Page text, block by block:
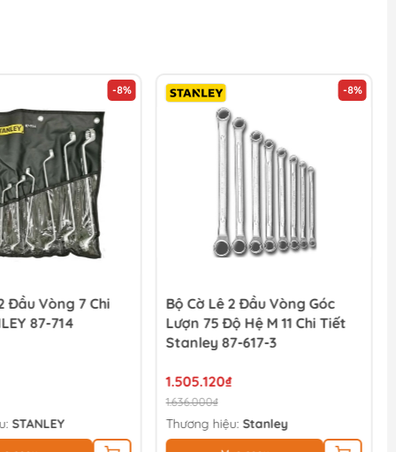
-8%
Đầu Vòng 7 Chi
87-714
STANLEY
-8%
Bộ Cờ Lê 2 Đầu Vòng Góc
Lượn 75 Độ Hệ M 11 Chi Tiết
Stanley 87-617-3
1.505.120₫
1.636.000₫
Thương hiệu: Stanley